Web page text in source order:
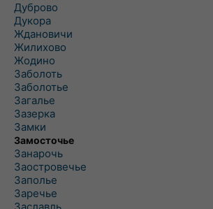
Дуброво
Дукора
Ждановичи
Жилихово
Жодино
Заболоть
Заболотье
Загалье
Зазерка
Замки
Замосточье
Занарочь
Заостровечье
Заполье
Заречье